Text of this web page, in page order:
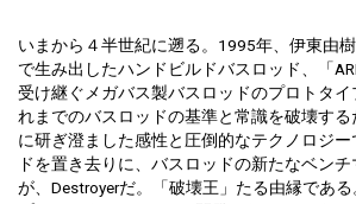
いまから４半世紀に遡る。1995年、伊東由
で生み出したハンドビルドバスロッド、「
受け継ぐメガバス製バスロッドのプロトタイ
れまでのバスロッドの基準と常識を破壊する
に研ぎ澄ました感性と圧倒的なテクノロジ
ドを置き去りに、バスロッドの新たなベン
が、Destroyerだ。「破壊王」たる由縁であ